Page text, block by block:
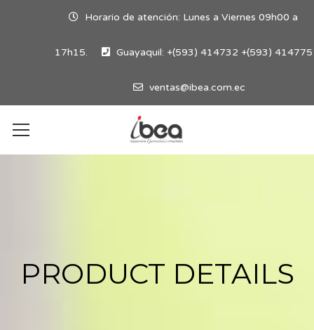
Horario de atención: Lunes a Viernes 09h00 a
17h15. Guayaquil: +(593) 414732 +(593) 414775
ventas@ibea.com.ec
PRODUCT DETAILS